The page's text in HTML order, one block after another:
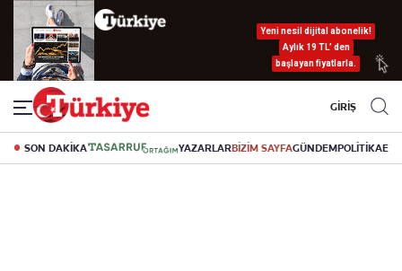
Yeni nesil dijital abonelik!
Aylık 19 TL’ den
başlayan fiyatlarla.
GİRİŞ
SON DAKİKA YAZARLARBİZİM SAYFAGÜNDEMPOLİTİKA